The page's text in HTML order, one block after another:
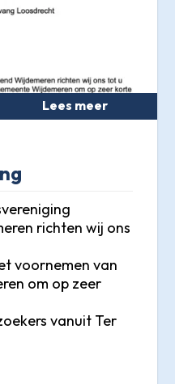
richten wij ons
voornemen van
om op zeer
vanuit Ter
Lees meer